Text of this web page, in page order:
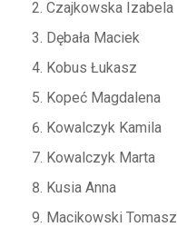
Czajkowska Izabela
Dębała Maciek
Kobus Łukasz
Kopeć Magdalena
Kowalczyk Kamila
Kowalczyk Marta
Kusia Anna
Macikowski Tomasz